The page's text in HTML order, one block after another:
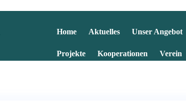
Home Aktuelles Unser Angebot
Projekte Kooperationen Verein